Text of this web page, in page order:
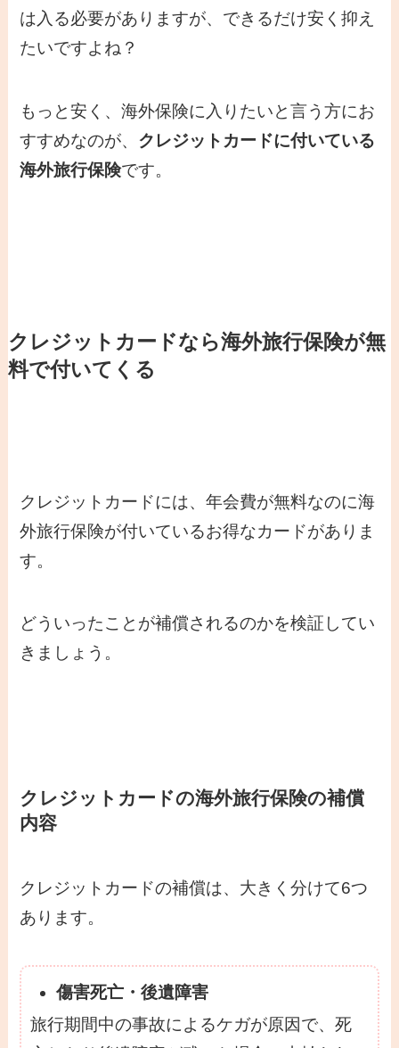
は入る必要がありますが、できるだけ安く抑え
たいですよね？
もっと安く、海外保険に入りたいと言う方にお
すすめなのが、 クレジットカードに付いている
海外旅行保険です。
クレジットカードなら海外旅行保険が無
料で付いてくる
クレジットカードには、年会費が無料なのに海
外旅行保険が付いているお得なカードがありま
す。
どういったことが補償されるのかを検証してい
きましょう。
クレジットカードの海外旅行保険の補償
内容
クレジットカードの補償は、大きく分けて6つ
あります。
傷害死亡・後遺障害
旅行期間中の事故によるケガが原因で、死